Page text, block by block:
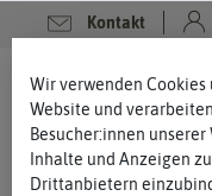
Kontakt
Wir verwenden
Website und
Besucher:innen unserer
Inhalte und Anzeigen
Drittanbietern